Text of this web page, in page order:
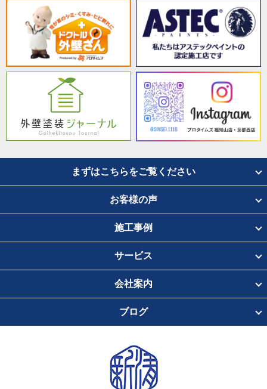
まずはこちらをご覧ください
お客様の声
施工事例
サービス
会社案内
ブログ